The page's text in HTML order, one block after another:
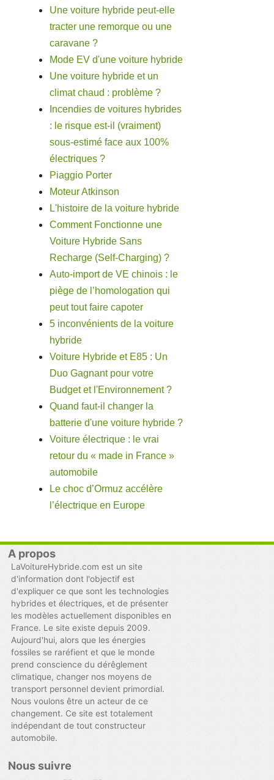
Une voiture hybride peut-elle
tracter une remorque ou une
caravane ?
Mode EV d'une voiture hybride
Une voiture hybride et un
climat chaud : problème ?
Incendies de voitures hybrides
: le risque est-il (vraiment)
sous-estimé face aux 100%
électriques ?
Piaggio Porter
Moteur Atkinson
L'histoire de la voiture hybride
Comment Fonctionne une
Voiture Hybride Sans
Recharge (Self-Charging) ?
Auto-import de VE chinois : le
piège de l’homologation qui
peut tout faire capoter
5 inconvénients de la voiture
hybride
Voiture Hybride et E85 : Un
Duo Gagnant pour votre
Budget et l'Environnement ?
Quand faut-il changer la
batterie d'une voiture hybride ?
Voiture électrique : le vrai
retour du « made in France »
automobile
Le choc d’Ormuz accélère
l’électrique en Europe
A propos
LaVoitureHybride.com est un site
d'information dont l'objectif est
d'expliquer ce que sont les technologies
hybrides et électriques, et de présenter
les modèles actuellement disponibles en
France. Le site existe depuis 2009.
Aujourd'hui, alors que les énergies
fossiles se raréfient et que le monde
prend conscience du dérêglement
climatique, changer nos moyens de
transport personnel devient primordial.
Nous voulons être un acteur de ce
changement. Ce site est totalement
indépendant de tout constructeur
automobile.
Nous suivre